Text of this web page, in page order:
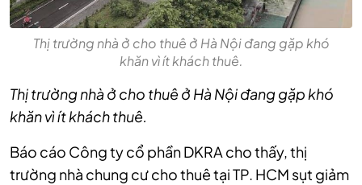
Thị trường nhà ở cho thuê ở Hà Nội đang gặp khó
khăn vì ít khách thuê.
Thị trường nhà ở cho thuê ở Hà Nội đang gặp khó
khăn vì ít khách thuê.
Báo cáo Công ty cổ phần DKRA cho thấy, thị
trường nhà chung cư cho thuê tại TP. HCM sụt giảm